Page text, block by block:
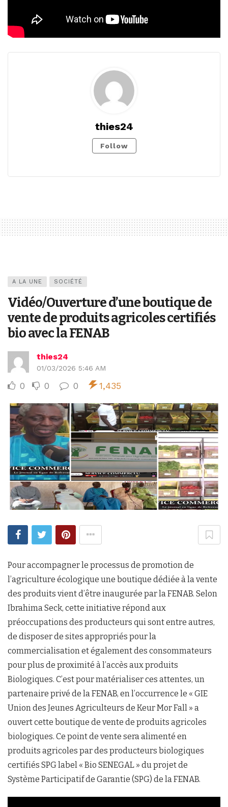
thies24
Follow
A LA UNE SOCIÉTÉ
Vidéo/Ouverture d’une boutique de
vente de produits agricoles certifiés
bio avec la FENAB
thies24
01/03/2026 5:46 AM
0 0 0 1,435
Pour accompagner le processus de promotion de
l’agriculture écologique une boutique dédiée à la vente
des produits vient d’être inaugurée par la FENAB. Selon
Ibrahima Seck, cette initiative répond aux
préoccupations des producteurs qui sont entre autres,
de disposer de sites appropriés pour la
commercialisation et également des consommateurs
pour plus de proximité à l’accès aux produits
Biologiques. C’est pour matérialiser ces attentes, un
partenaire privé de la FENAB, en l’occurrence le « GIE
Union des Jeunes Agriculteurs de Keur Mor Fall » a
ouvert cette boutique de vente de produits agricoles
biologiques. Ce point de vente sera alimenté en
produits agricoles par des producteurs biologiques
certifiés SPG label « Bio SENEGAL » du projet de
Système Participatif de Garantie (SPG) de la FENAB.